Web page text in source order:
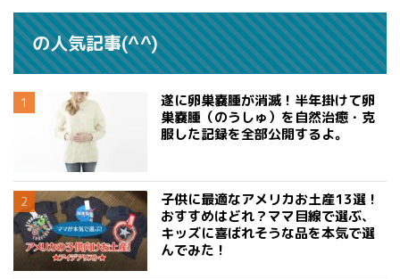
の人気記事(^^)
遂に卵巣嚢腫が消滅！半年掛けて卵
巣嚢腫（のうしゅ）を自然治癒・克
服した記録を全部公開するよ。
子供に最適なアメリカお土産13選！
おすすめはどれ？ママ目線で選ぶ、
キッズに喜ばれそうな品を本気で選
んでみた！